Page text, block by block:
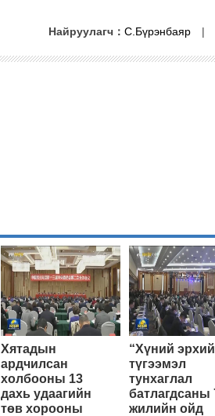
Найруулагч： С.Бүрэнбаяр |
Хятадын
ардчилсан
холбооны 13
дахь удаагийн
төв хорооны
“Хүний
түгээмэл
тунхаглал
батлагдсаны
жилийн ойд